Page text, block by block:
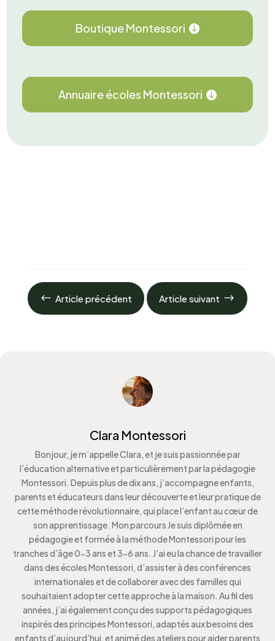
Boutique Montessori
Annuaire écoles Montessori
# Article précédent Article suivant $
Clara Montessori
Bonjour, je m’appelle Clara, et je suis passionnée par
l’éducation alternative et particulièrement par la pédagogie
Montessori. Depuis plus de dix ans, j’accompagne enfants,
parents et éducateurs dans leur découverte et leur pratique de
cette méthode révolutionnaire, qui place l’enfant au cœur de
son apprentissage. Mon parcours Je suis diplômée en
pédagogie et formée à la méthode Montessori pour les
tranches d’âge 0-3 ans et 3-6 ans. J’ai eu la chance de travailler
dans des écoles Montessori, d’assister à des conférences
internationales et de collaborer avec des familles qui
souhaitaient adopter cette approche à la maison. Au fil des
années, j’ai également conçu des supports pédagogiques
inspirés des principes Montessori, adaptés aux besoins des
enfants d’aujourd’hui, et animé des ateliers pour aider parents